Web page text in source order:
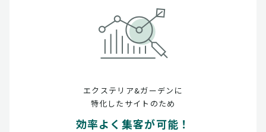
エクステリア&ガーデンに
特化したサイトのため
効率よく集客が可能！